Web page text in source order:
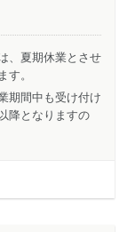
、夏期休業とさせ
す。
期間中も受け付け
降となりますの